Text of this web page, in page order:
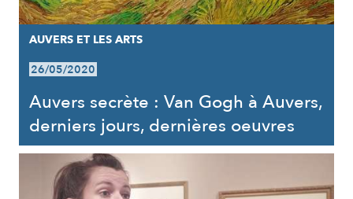
AUVERS ET LES ARTS
26/05/2020
Auvers secrète : Van Gogh à Auvers,
derniers jours, dernières oeuvres